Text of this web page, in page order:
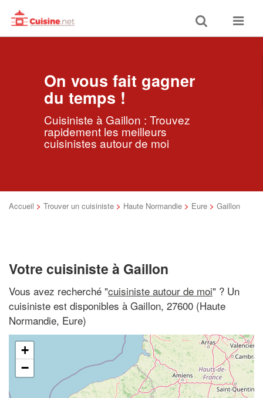
Toggle
search
Toggle
On vous fait gagner
du temps !
Cuisiniste à Gaillon : Trouvez
rapidement les meilleurs
cuisinistes autour de moi
Accueil > Trouver un cuisiniste > Haute Normandie > Eure > Gaillon
Votre cuisiniste à Gaillon
Vous avez recherché "cuisiniste autour de moi" ? Un
cuisiniste est disponibles à Gaillon, 27600 (Haute
Normandie, Eure)
+
−